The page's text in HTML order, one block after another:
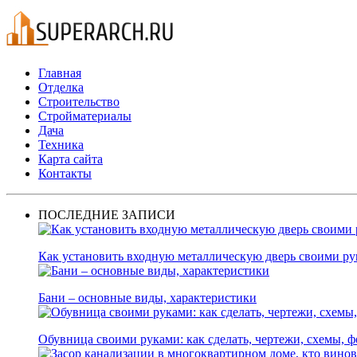
Главная
Отделка
Строительство
Стройматериалы
Дача
Техника
Карта сайта
Контакты
ПОСЛЕДНИЕ ЗАПИСИ
Как установить входную металлическую дверь своими
Бани – основные виды, характеристики
Обувница своими руками: как сделать, чертежи, схемы,